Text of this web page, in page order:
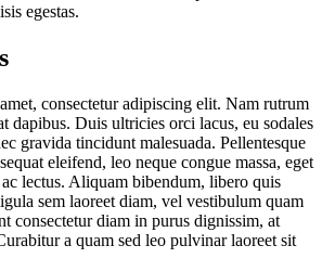
egestas.
consectetur adipiscing elit. Nam rutrum
dapibus. Duis ultricies orci lacus, eu sodales
gravida tincidunt malesuada. Pellentesque
eleifend, leo neque congue massa, eget
lectus. Aliquam bibendum, libero quis
sem laoreet diam, vel vestibulum quam
consectetur diam in purus dignissim, at
a quam sed leo pulvinar laoreet sit